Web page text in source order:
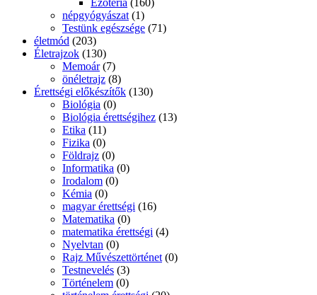
népgyógyászat (1)
Testünk egészsége (71)
életmód (203)
Életrajzok (130)
Memoár (7)
önéletrajz (8)
Érettségi előkészítők (130)
Biológia (0)
Biológia érettségihez (13)
Etika (11)
Fizika (0)
Földrajz (0)
Informatika (0)
Irodalom (0)
Kémia (0)
magyar érettségi (16)
Matematika (0)
matematika érettségi (4)
Nyelvtan (0)
Rajz Művészettörténet (0)
Testnevelés (3)
Történelem (0)